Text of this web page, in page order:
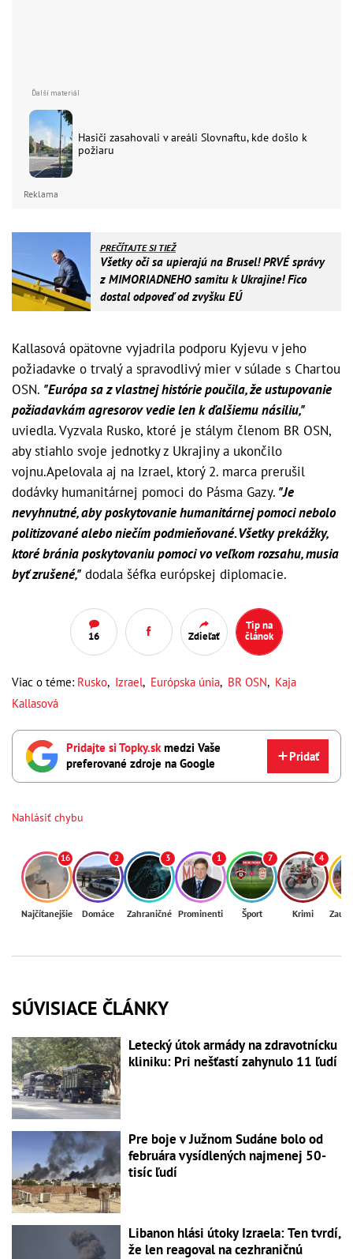
Hasiči zasahovali v areáli Slovnaftu, kde došlo k
požiaru
Reklama
PREČÍTAJTE SI TIEŽ
Všetky oči sa upierajú na Brusel! PRVÉ správy
z MIMORIADNEHO samitu k Ukrajine! Fico
dostal odpoveď od zvyšku EÚ
Kallasová opätovne vyjadrila podporu Kyjevu v jeho
požiadavke o trvalý a spravodlivý mier v súlade s Chartou
OSN. "Európa sa z vlastnej histórie poučila, že ustupovanie
požiadavkám agresorov vedie len k ďalšiemu násiliu,"
uviedla. Vyzvala Rusko, ktoré je stálym členom BR OSN,
aby stiahlo svoje jednotky z Ukrajiny a ukončilo
vojnu.Apelovala aj na Izrael, ktorý 2. marca prerušil
dodávky humanitárnej pomoci do Pásma Gazy. "Je
nevyhnutné, aby poskytovanie humanitárnej pomoci nebolo
politizované alebo niečím podmieňované. Všetky prekážky,
ktoré bránia poskytovaniu pomoci vo veľkom rozsahu, musia
byť zrušené," dodala šéfka európskej diplomacie.
16 Zdieľať
Tip na
článok
Viac o téme: Rusko, Izrael, Európska únia, BR OSN, Kaja
Kallasová
Pridajte si Topky.skmedzi Vaše
preferované zdroje na Google
Pridať
Nahlásiť chybu
16
Najčítanejšie
2
Domáce
3
Zahraničné
1
Prominenti
7
Šport
4
Krimi
SÚVISIACE ČLÁNKY
Letecký útok armády na zdravotnícku
kliniku: Pri nešťastí zahynulo 11 ľudí
Pre boje v Južnom Sudáne bolo od
februára vysídlených najmenej 50-
tisíc ľudí
Libanon hlási útoky Izraela: Ten tvrdí,
že len reagoval na cezhraničnú